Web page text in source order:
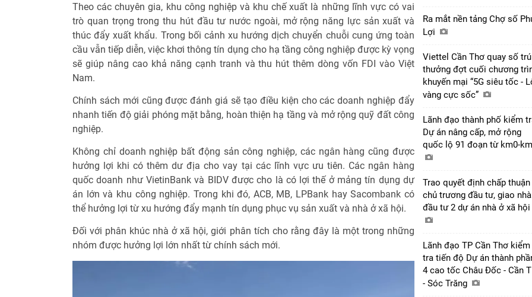
Theo các chuyên gia, khu công nghiệp và khu chế xuất là những lĩnh vực có vai
trò quan trọng trong thu hút đầu tư nước ngoài, mở rộng năng lực sản xuất và
thúc đẩy xuất khẩu. Trong bối cảnh xu hướng dịch chuyển chuỗi cung ứng toàn
cầu vẫn tiếp diễn, việc khơi thông tín dụng cho hạ tầng công nghiệp được kỳ vọng
sẽ giúp nâng cao khả năng cạnh tranh và thu hút thêm dòng vốn FDI vào Việt
Nam.
Chính sách mới cũng được đánh giá sẽ tạo điều kiện cho các doanh nghiệp đẩy
nhanh tiến độ giải phóng mặt bằng, hoàn thiện hạ tầng và mở rộng quỹ đất công
nghiệp.
Không chỉ doanh nghiệp bất động sản công nghiệp, các ngân hàng cũng được
hưởng lợi khi có thêm dư địa cho vay tại các lĩnh vực ưu tiên. Các ngân hàng
quốc doanh như VietinBank và BIDV được cho là có lợi thế ở mảng tín dụng dự
án lớn và khu công nghiệp. Trong khi đó, ACB, MB, LPBank hay Sacombank có
thể hưởng lợi từ xu hướng đẩy mạnh tín dụng phục vụ sản xuất và nhà ở xã hội.
Đối với phân khúc nhà ở xã hội, giới phân tích cho rằng đây là một trong những
nhóm được hưởng lợi lớn nhất từ chính sách mới.
Ra mắt nền tảng Chợ số
Lợi
Viettel Cần Thơ quay số
thưởng đợt cuối chương
khuyến mại “5G siêu tốc -
vàng cực sốc”
Lãnh đạo thành phố kiểm
Dự án nâng cấp, mở rộng
quốc lộ 91 đoạn từ km0-
Trao quyết định chấp thuận
chủ trương đầu tư, giao nhà
đầu tư 2 dự án nhà ở xã hội
Lãnh đạo TP Cần Thơ kiểm
tra tiến độ Dự án thành
4 cao tốc Châu Đốc - Cần
- Sóc Trăng